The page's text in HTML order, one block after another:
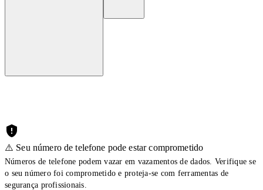
⚠️ Seu número de telefone pode estar comprometido
Números de telefone podem vazar em vazamentos de dados. Verifique se
o seu número foi comprometido e proteja-se com ferramentas de
segurança profissionais.